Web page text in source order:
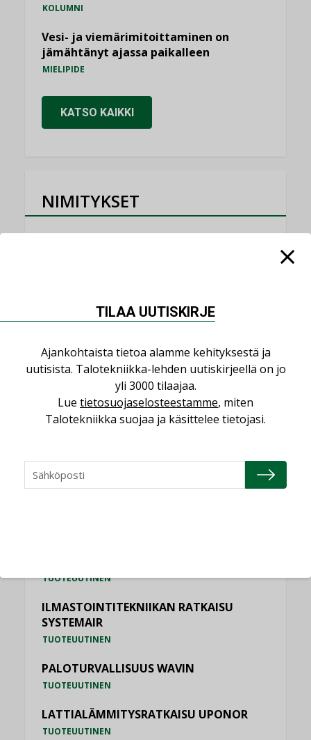
KOLUMNI
Vesi- ja viemärimitoittaminen on
jämähtänyt ajassa paikalleen
MIELIPIDE
KATSO KAIKKI
NIMITYKSET
Consti
NIMITYKSET
Schneider Electric
TUOTEUUTINEN
ILMASTOINTITEKNIIKAN RATKAISU
SYSTEMAIR
TUOTEUUTINEN
PALOTURVALLISUUS WAVIN
TUOTEUUTINEN
LATTIALÄMMITYSRATKAISU UPONOR
TUOTEUUTINEN
TILAA UUTISKIRJE
Ajankohtaista tietoa alamme kehityksestä ja
uutisista. Talotekniikka-lehden uutiskirjeellä on jo
yli 3000 tilaajaa.
Lue tietosuojaselosteestamme, miten
Talotekniikka suojaa ja käsittelee tietojasi.